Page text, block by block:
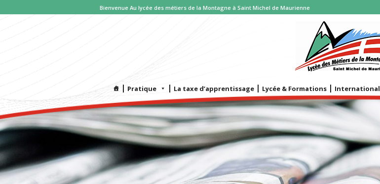
Bienvenue Au lycée des métiers de la Montagne à Saint Michel de Maurienne
Pratique La taxe d’apprentissage Lycée & Formations International